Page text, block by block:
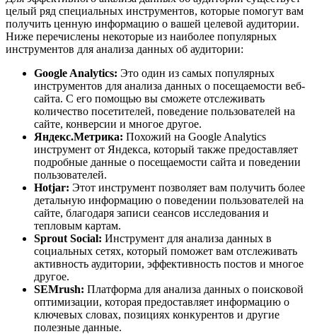
целый ряд специальных инструментов, которые помогут вам
получить ценную информацию о вашей целевой аудитории.
Ниже перечислены некоторые из наиболее популярных
инструментов для анализа данных об аудитории:
Google Analytics: Это один из самых популярных
инструментов для анализа данных о посещаемости веб-
сайта. С его помощью вы сможете отслеживать
количество посетителей, поведение пользователей на
сайте, конверсии и многое другое.
Яндекс.Метрика: Похожий на Google Analytics
инструмент от Яндекса, который также предоставляет
подробные данные о посещаемости сайта и поведении
пользователей.
Hotjar: Этот инструмент позволяет вам получить более
детальную информацию о поведении пользователей на
сайте, благодаря записи сеансов исследования и
тепловым картам.
Sprout Social: Инструмент для анализа данных в
социальных сетях, который поможет вам отслеживать
активность аудитории, эффективность постов и многое
другое.
SEMrush: Платформа для анализа данных о поисковой
оптимизации, которая предоставляет информацию о
ключевых словах, позициях конкурентов и другие
полезные данные.